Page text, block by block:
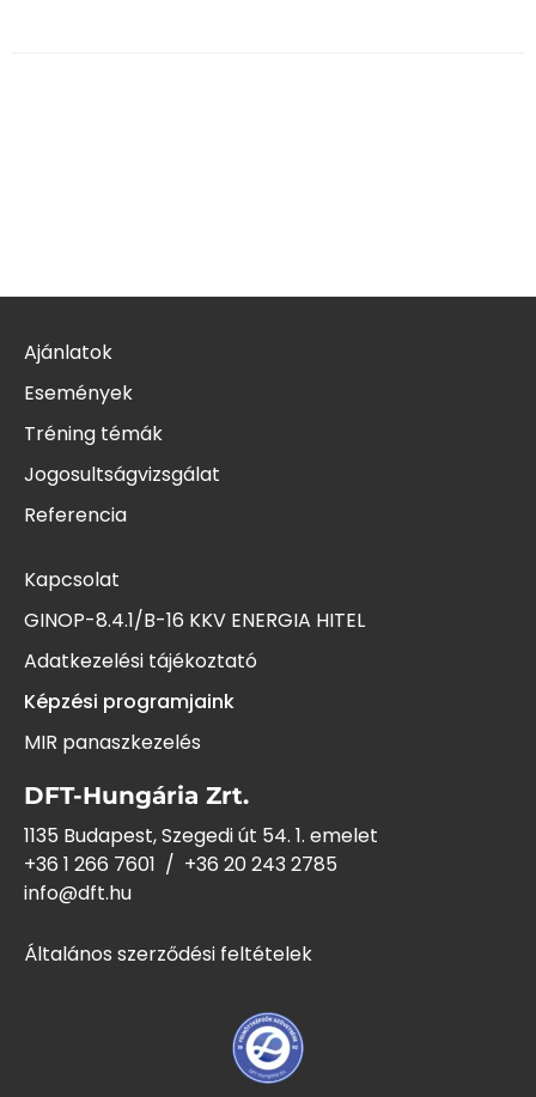
Ajánlatok
Események
Tréning témák
Jogosultságvizsgálat
Referencia
Kapcsolat
GINOP-8.4.1/B-16 KKV ENERGIA HITEL
Adatkezelési tájékoztató
Képzési programjaink
MIR panaszkezelés
DFT-Hungária Zrt.
1135 Budapest, Szegedi út 54. 1. emelet
+36 1 266 7601 / +36 20 243 2785
info@dft.hu
Általános szerződési feltételek